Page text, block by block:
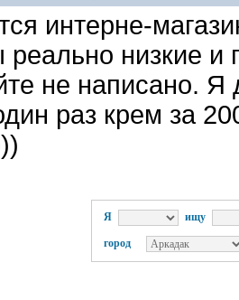
интерне-
низкие и
не написано. Я
раз крем за
Я ищу
город